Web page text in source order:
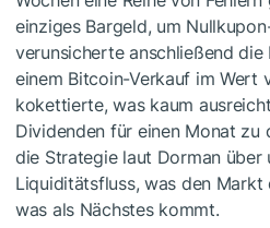
einziges Bargeld, um
verunsicherte anschließend
einem Bitcoin-Verkauf im Wert
kokettierte, was kaum
Dividenden für einen Monat
die Strategie laut Dorman
Liquiditätsfluss, was den Markt
was als Nächstes kommt.